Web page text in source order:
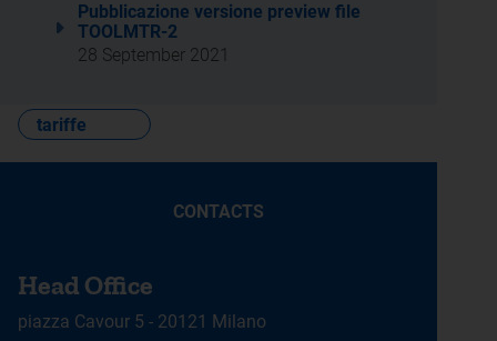
Pubblicazione versione preview file
TOOLMTR-2
28 September 2021
tariffe
CONTACTS
Head Office
piazza Cavour 5 - 20121 Milano